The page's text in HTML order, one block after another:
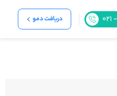
دریافت دمو